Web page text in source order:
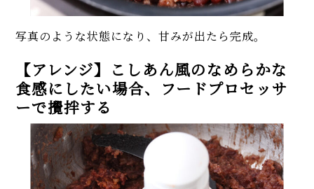
写真のような状態になり、甘みが出たら完成。
【アレンジ】こしあん風のなめらかな
食感にしたい場合、フードプロセッサ
ーで攪拌する